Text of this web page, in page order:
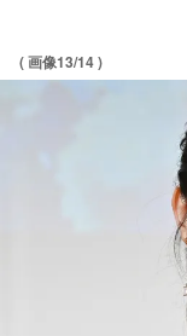
( 画像13/14 )